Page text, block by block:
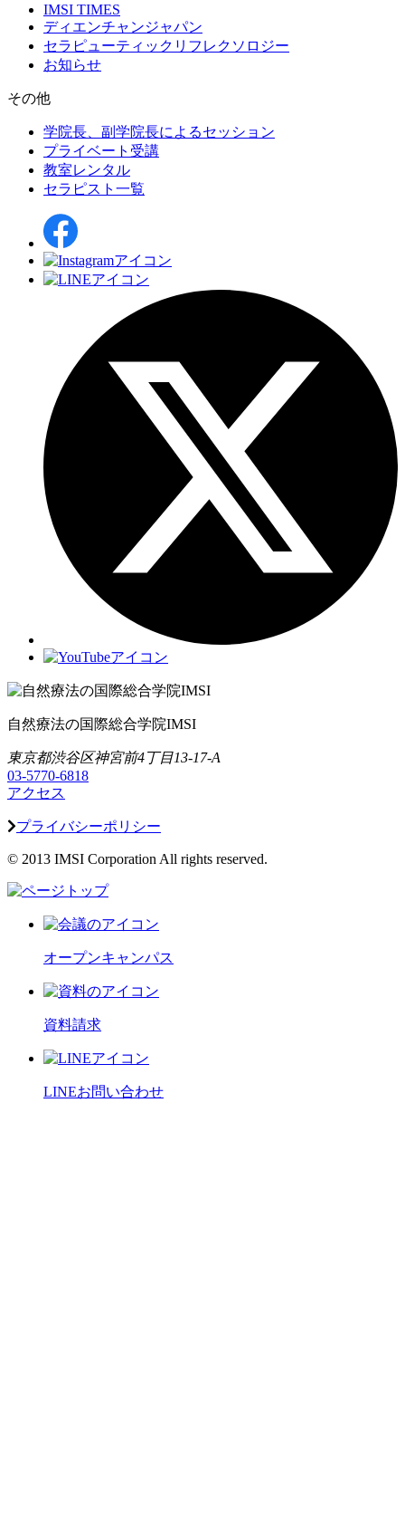
IMSI TIMES
ディエンチャンジャパン
セラピューティックリフレクソロジー
お知らせ
その他
学院長、副学院長によるセッション
プライベート受講
教室レンタル
セラピスト一覧
自然療法の国際総合学院IMSI
東京都渋谷区神宮前4丁目13-17-A
03-5770-6818
アクセス
プライバシーポリシー
© 2013 IMSI Corporation All rights reserved.
オープンキャンパス
資料請求
LINEお問い合わせ